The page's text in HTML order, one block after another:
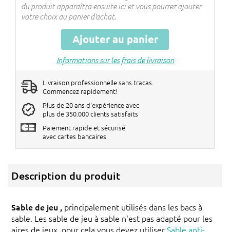
Les réductions seront réglées dans le
du produit apparaîtra ensuite ici et vous pourrez ajouter
votre choix au panier d'achat.
Ajouter au panier
Informations sur les frais de livraison
Livraison professionnelle sans tracas.
Commencez rapidement!
Plus de 20 ans d'expérience avec
plus de 350.000 clients satisfaits
Paiement rapide et sécurisé
avec cartes bancaires
Description du produit
Sable de jeu , principalement utilisés dans les bacs à
sable. Les sable de jeu à sable n'est pas adapté pour les
aires de jeux, pour cela vous devez utiliserSable anti-